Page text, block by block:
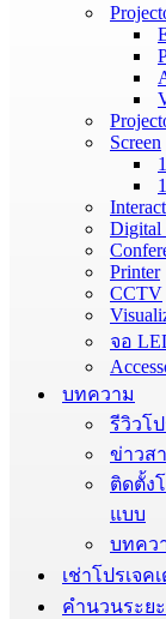
Screen
Digital
Printer
CCTV
จอ
บทความ
รีวิวโป
ข่าวส
ติดตั้ง
แบบ
บทคว
เช่าโปรเจค
คำนวนระย